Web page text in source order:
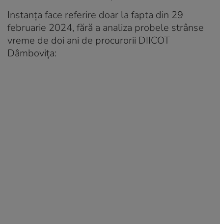
Instanța face referire doar la fapta din 29
februarie 2024, fără a analiza probele strânse
vreme de doi ani de procurorii DIICOT
Dâmbovița: